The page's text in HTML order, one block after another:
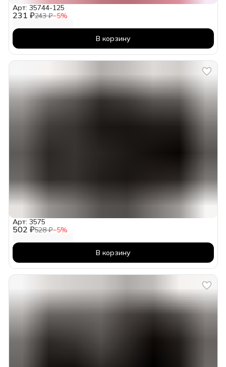
231 ₽243 ₽−5%
Арт: 35744-125
В корзину
502 ₽528 ₽−5%
Арт: 3575
В корзину